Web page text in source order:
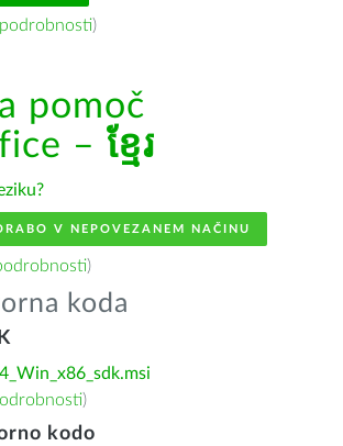
podrobnosti)
pomoč
– ខ្មែរ
V NEPOVEZANEM NAČINU
)
koda
)
kodo